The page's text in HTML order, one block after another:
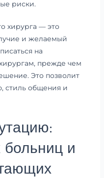
риски.
хирурга — это
и желаемый
на
прежде чем
Это позволит
стиль общения и
больниц и